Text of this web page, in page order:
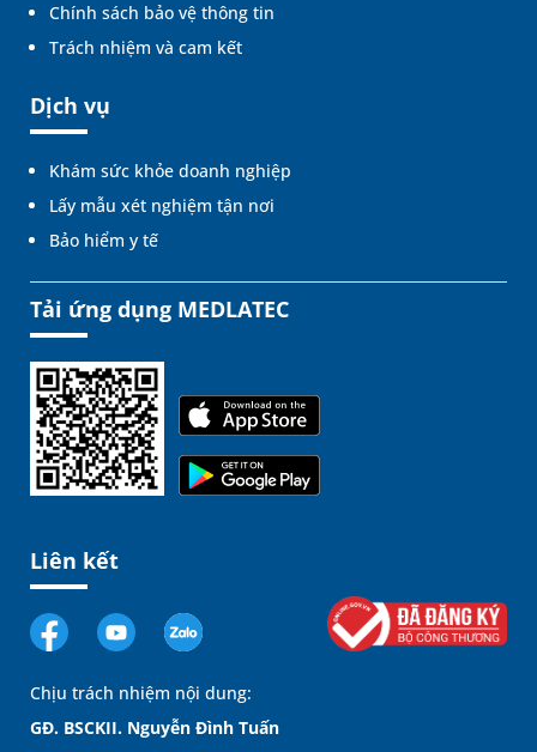
Chính sách bảo vệ thông tin
Trách nhiệm và cam kết
Dịch vụ
Khám sức khỏe doanh nghiệp
Lấy mẫu xét nghiệm tận nơi
Bảo hiểm y tế
Tải ứng dụng MEDLATEC
Liên kết
Chịu trách nhiệm nội dung:
GĐ. BSCKII. Nguyễn Đình Tuấn